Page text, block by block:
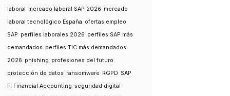
laboral mercado laboral SAP 2026 mercado
laboral tecnológico España ofertas empleo
SAP perfiles laborales 2026 perfiles SAP más
demandados perfiles TIC más demandados
2026 phishing profesiones del futuro
protección de datos ransomware RGPD SAP
FI Financial Accounting seguridad digital